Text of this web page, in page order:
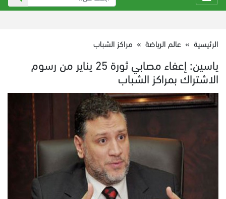
الرئيسية » عالم الرياضة » مراكز الشباب
ياسين: إعفاء مصابي ثورة 25 يناير من رسوم
الاشتراك بمراكز الشباب